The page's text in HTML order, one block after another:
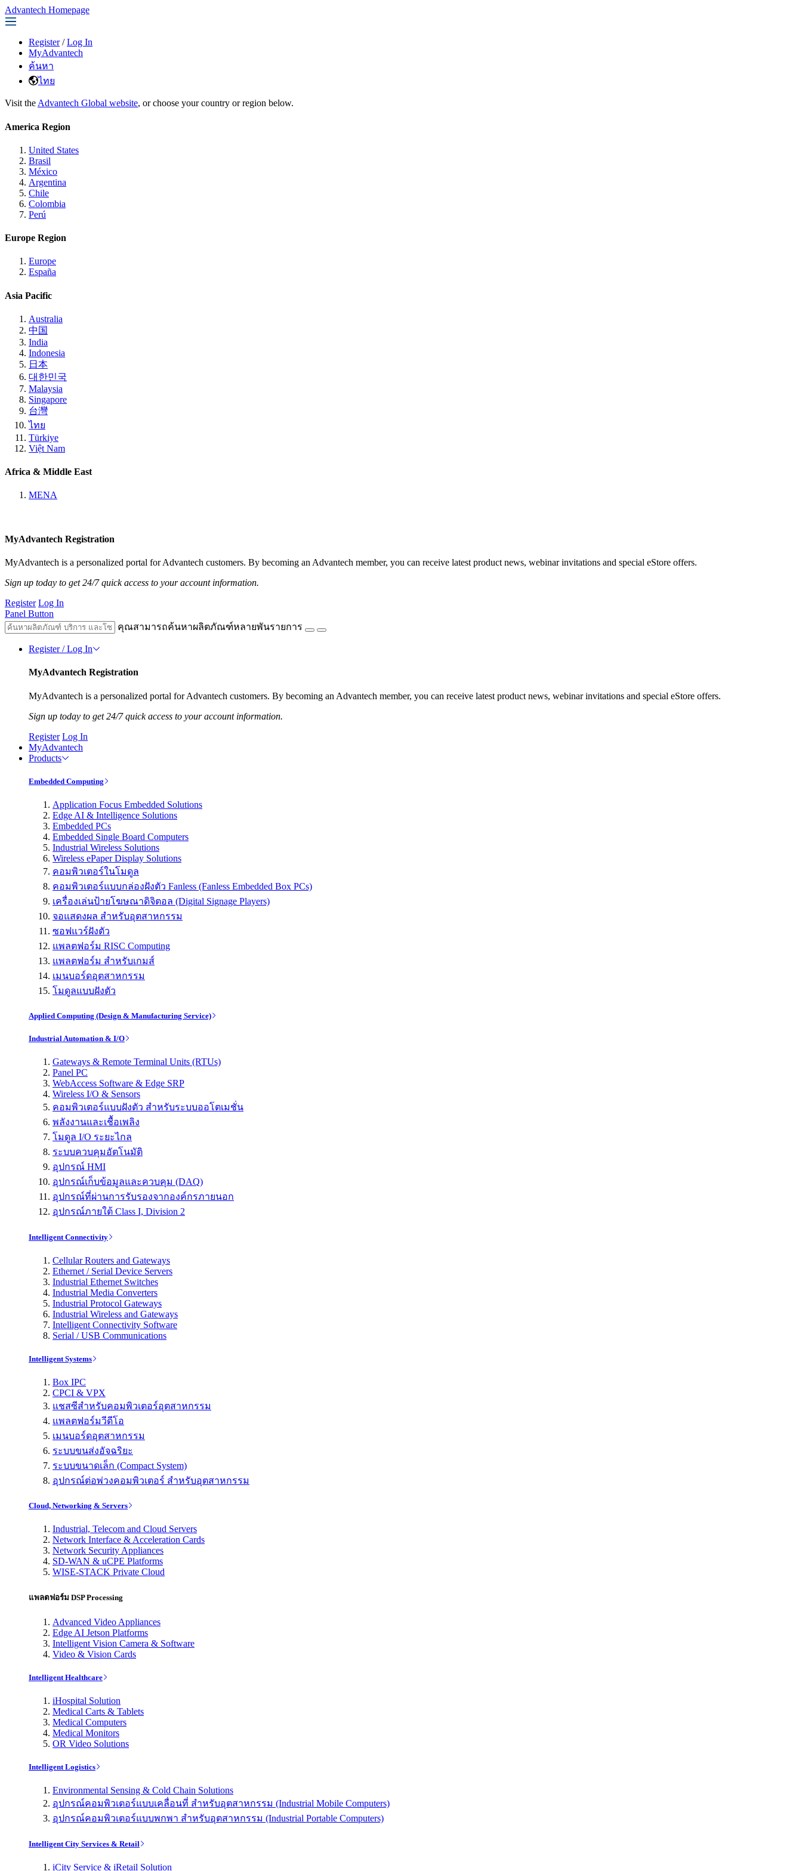
Advantech Homepage
Register / Log In
MyAdvantech
ค้นหา
ไทย
Visit the Advantech Global website, or choose your country or region below.
America Region
United States
Brasil
México
Argentina
Chile
Colombia
Perú
Europe Region
Europe
España
Asia Pacific
Australia
中国
India
Indonesia
日本
대한민국
Malaysia
Singapore
台灣
ไทย
Türkiye
Việt Nam
Africa & Middle East
MENA
MyAdvantech Registration
MyAdvantech is a personalized portal for Advantech customers. By becoming an Advantech member, you can receive latest product news, webinar invitations and special eStore offers.
Sign up today to get 24/7 quick access to your account information.
Register Log In
Panel Button
คุณสามารถค้นหาผลิตภัณฑ์หลายพันรายการ
Register / Log In
MyAdvantech Registration
MyAdvantech is a personalized portal for Advantech customers. By becoming an Advantech member, you can receive latest product news, webinar invitations and special eStore offers.
Sign up today to get 24/7 quick access to your account information.
Register Log In
MyAdvantech
Products
Embedded Computing
Application Focus Embedded Solutions
Edge AI & Intelligence Solutions
Embedded PCs
Embedded Single Board Computers
Industrial Wireless Solutions
Wireless ePaper Display Solutions
คอมพิวเตอร์ในโมดูล
คอมพิวเตอร์แบบกล่องฝังตัว Fanless (Fanless Embedded Box PCs)
เครื่องเล่นป้ายโฆษณาดิจิตอล (Digital Signage Players)
จอแสดงผล สำหรับอุตสาหกรรม
ซอฟแวร์ฝังตัว
แพลตฟอร์ม RISC Computing
แพลตฟอร์ม สำหรับเกมส์
เมนบอร์ดอุตสาหกรรม
โมดูลแบบฝังตัว
Applied Computing (Design & Manufacturing Service)
Industrial Automation & I/O
Gateways & Remote Terminal Units (RTUs)
Panel PC
WebAccess Software & Edge SRP
Wireless I/O & Sensors
คอมพิวเตอร์แบบฝังตัว สำหรับระบบออโตเมชั่น
พลังงานและเชื้อเพลิง
โมดูล I/O ระยะไกล
ระบบควบคุมอัตโนมัติ
อุปกรณ์ HMI
อุปกรณ์เก็บข้อมูลและควบคุม (DAQ)
อุปกรณ์ที่ผ่านการรับรองจากองค์กรภายนอก
อุปกรณ์ภายใต้ Class I, Division 2
Intelligent Connectivity
Cellular Routers and Gateways
Ethernet / Serial Device Servers
Industrial Ethernet Switches
Industrial Media Converters
Industrial Protocol Gateways
Industrial Wireless and Gateways
Intelligent Connectivity Software
Serial / USB Communications
Intelligent Systems
Box IPC
CPCI & VPX
แชสซีสำหรับคอมพิวเตอร์อุตสาหกรรม
แพลตฟอร์มวีดีโอ
เมนบอร์ดอุตสาหกรรม
ระบบขนส่งอัจฉริยะ
ระบบขนาดเล็ก (Compact System)
อุปกรณ์ต่อพ่วงคอมพิวเตอร์ สำหรับอุตสาหกรรม
Cloud, Networking & Servers
Industrial, Telecom and Cloud Servers
Network Interface & Acceleration Cards
Network Security Appliances
SD-WAN & uCPE Platforms
WISE-STACK Private Cloud
แพลตฟอร์ม DSP Processing
Advanced Video Appliances
Edge AI Jetson Platforms
Intelligent Vision Camera & Software
Video & Vision Cards
Intelligent Healthcare
iHospital Solution
Medical Carts & Tablets
Medical Computers
Medical Monitors
OR Video Solutions
Intelligent Logistics
Environmental Sensing & Cold Chain Solutions
อุปกรณ์คอมพิวเตอร์แบบเคลื่อนที่ สำหรับอุตสาหกรรม (Industrial Mobile Computers)
อุปกรณ์คอมพิวเตอร์แบบพกพา สำหรับอุตสาหกรรม (Industrial Portable Computers)
Intelligent City Services & Retail
iCity Service & iRetail Solution